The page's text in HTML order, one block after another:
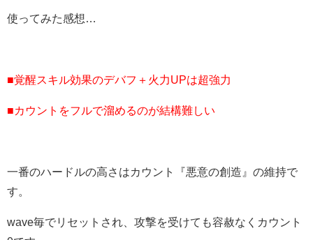
使ってみた感想…
■覚醒スキル効果のデバフ＋火力UPは超強力
■カウントをフルで溜めるのが結構難しい
一番のハードルの高さはカウント『悪意の創造』の維持で
す。
wave毎でリセットされ、攻撃を受けても容赦なくカウント